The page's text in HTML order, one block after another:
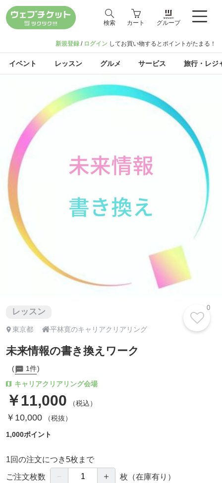
検索 カート グループ
新規登録 / ログイン してお買い物するとポイントがたまる！
イベント レッスン グルメ サービス 旅行・レジ
レッスン
東京都 平林寛のキャリアクリアリング
未来情報の書き換えワーク
1件
キャリアクリアリング会場
￥11,000 （税込）
￥10,000（税抜）
1,000ポイント
1回の注文につき5枚まで
ご注文枚数 － ＋ 枚 （在庫有り）
0